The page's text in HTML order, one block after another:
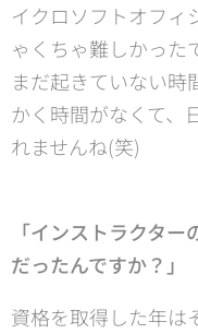
イクロソフトオフィ
ゃくちゃ難しかった
まだ起きていない時
かく時間がなくて、
れませんね(笑)
「インストラクタ
だったんですか？」
資格を取得した年は